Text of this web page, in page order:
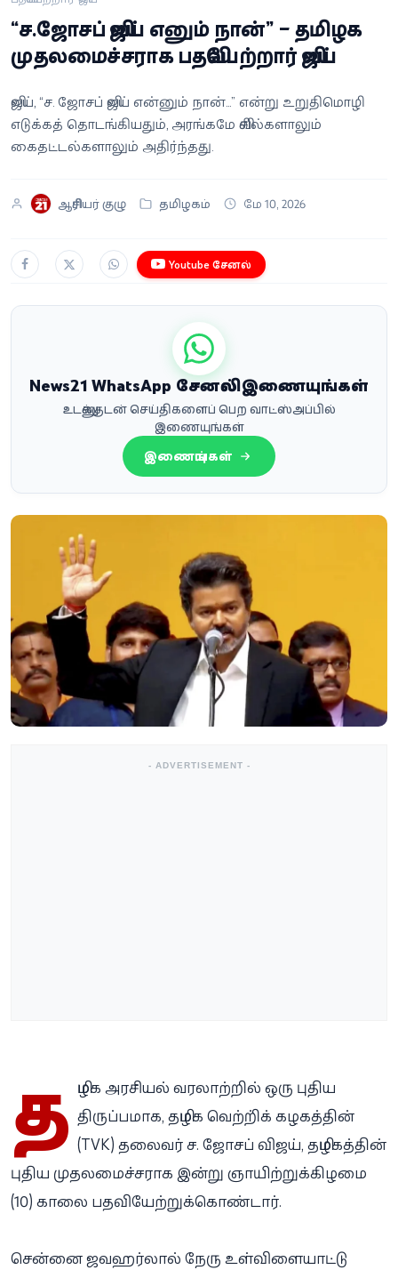
வீடியோ
வணிகம்
கட்டுரை
வெப்ஸ்டோரி
தமிழ்
“ச.ஜோசப் விஜய் எனும் நான்” – தமிழக
முதலமைச்சராக பதவியேற்றார் விஜய்
விஜய், “ச. ஜோசப் விஜய் என்னும் நான்...” என்று உறுதிமொழி
எடுக்கத் தொடங்கியதும், அரங்கமே விசில்களாலும்
கைதட்டல்களாலும் அதிர்ந்தது.
ஆசிரியர் குழு தமிழகம் மே 10, 2026
Youtube சேனல்
News21 WhatsApp சேனலில் இணையுங்கள்
உடனுக்குடன் செய்திகளைப் பெற வாட்ஸ்அப்பில்
இணையுங்கள்
இணையுங்கள்
- ADVERTISEMENT -
த மிழக அரசியல் வரலாற்றில் ஒரு புதிய
திருப்பமாக, தமிழக வெற்றி்க் கழகத்தின்
(TVK) தலைவர் ச. ஜோசப் விஜய், தமிழகத்தின்
புதிய முதலமைச்சராக இன்று ஞாயிற்றுக்கிழமை
(10) காலை பதவியேற்றுக்கொண்டார்.
சென்னை ஜவஹர்லால் நேரு உள்விளையாட்டு